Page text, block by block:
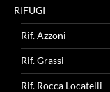
RIFUGI
Rif. Azzoni
Rif. Grassi
Rif. Rocca Locatelli